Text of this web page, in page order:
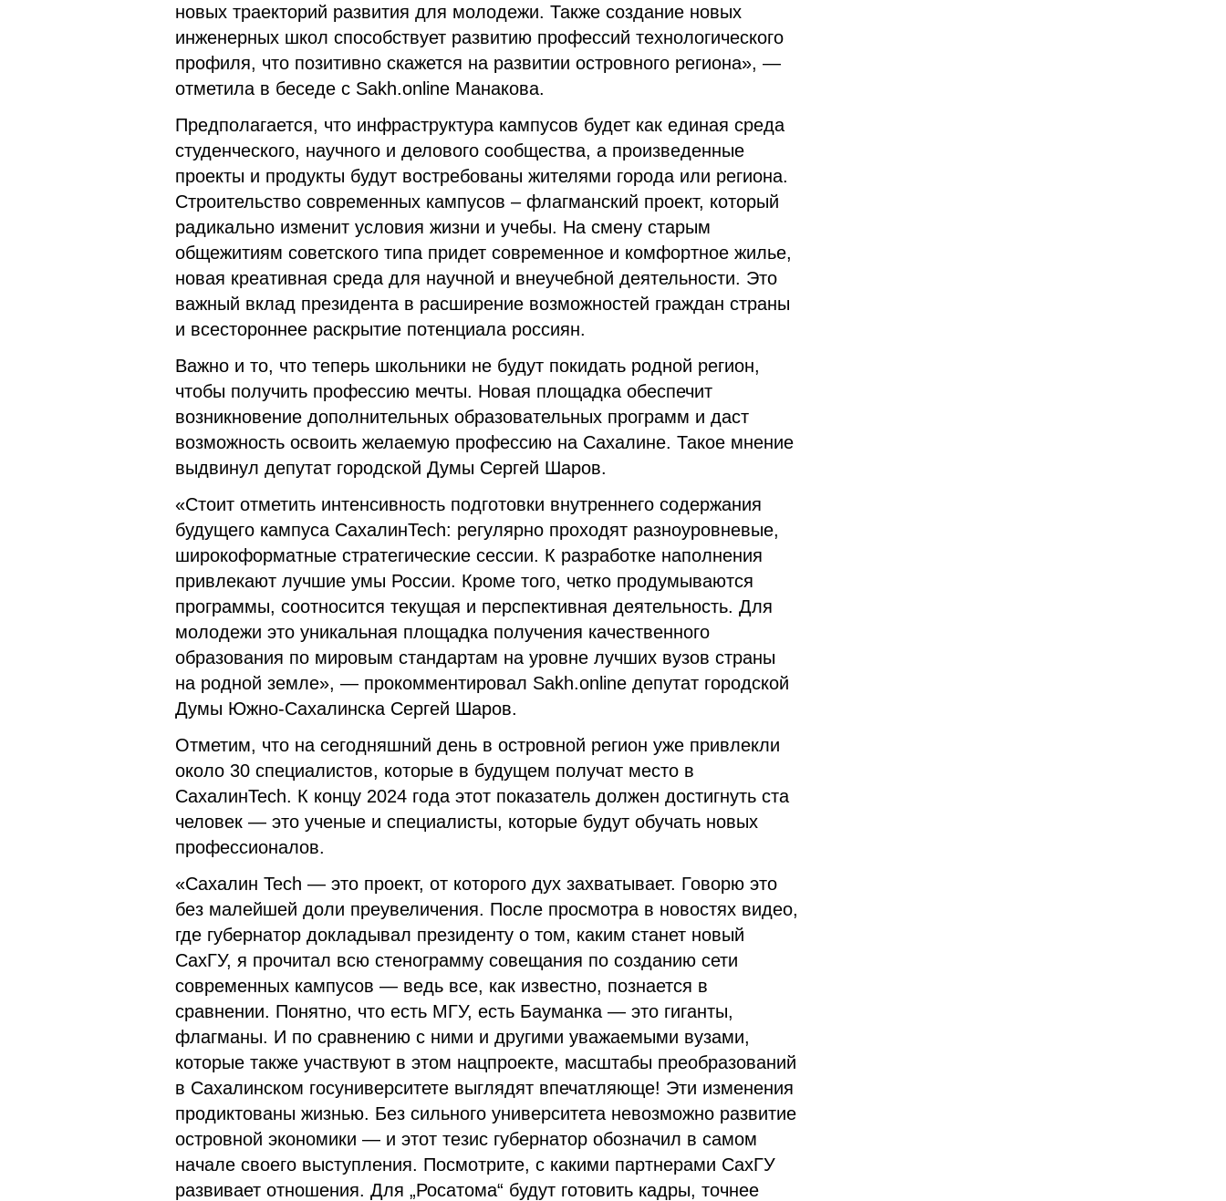
новых траекторий развития для молодежи. Также создание новых
инженерных школ способствует развитию профессий технологического
профиля, что позитивно скажется на развитии островного региона», —
отметила в беседе с Sakh.online Манакова.
Предполагается, что инфраструктура кампусов будет как единая среда
студенческого, научного и делового сообщества, а произведенные
проекты и продукты будут востребованы жителями города или региона.
Строительство современных кампусов – флагманский проект, который
радикально изменит условия жизни и учебы. На смену старым
общежитиям советского типа придет современное и комфортное жилье,
новая креативная среда для научной и внеучебной деятельности. Это
важный вклад президента в расширение возможностей граждан страны
и всестороннее раскрытие потенциала россиян.
Важно и то, что теперь школьники не будут покидать родной регион,
чтобы получить профессию мечты. Новая площадка обеспечит
возникновение дополнительных образовательных программ и даст
возможность освоить желаемую профессию на Сахалине. Такое мнение
выдвинул депутат городской Думы Сергей Шаров.
«Стоит отметить интенсивность подготовки внутреннего содержания
будущего кампуса СахалинTech: регулярно проходят разноуровневые,
широкоформатные стратегические сессии. К разработке наполнения
привлекают лучшие умы России. Кроме того, четко продумываются
программы, соотносится текущая и перспективная деятельность. Для
молодежи это уникальная площадка получения качественного
образования по мировым стандартам на уровне лучших вузов страны
на родной земле», — прокомментировал Sakh.online депутат городской
Думы Южно-Сахалинска Сергей Шаров.
Отметим, что на сегодняшний день в островной регион уже привлекли
около 30 специалистов, которые в будущем получат место в
СахалинTech. К концу 2024 года этот показатель должен достигнуть ста
человек — это ученые и специалисты, которые будут обучать новых
профессионалов.
«Сахалин Tech — это проект, от которого дух захватывает. Говорю это
без малейшей доли преувеличения. После просмотра в новостях видео,
где губернатор докладывал президенту о том, каким станет новый
СахГУ, я прочитал всю стенограмму совещания по созданию сети
современных кампусов — ведь все, как известно, познается в
сравнении. Понятно, что есть МГУ, есть Бауманка — это гиганты,
флагманы. И по сравнению с ними и другими уважаемыми вузами,
которые также участвуют в этом нацпроекте, масштабы преобразований
в Сахалинском госуниверситете выглядят впечатляюще! Эти изменения
продиктованы жизнью. Без сильного университета невозможно развитие
островной экономики — и этот тезис губернатор обозначил в самом
начале своего выступления. Посмотрите, с какими партнерами СахГУ
развивает отношения. Для „Росатома“ будут готовить кадры, точнее